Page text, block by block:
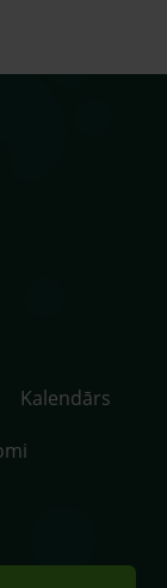
Kalendārs